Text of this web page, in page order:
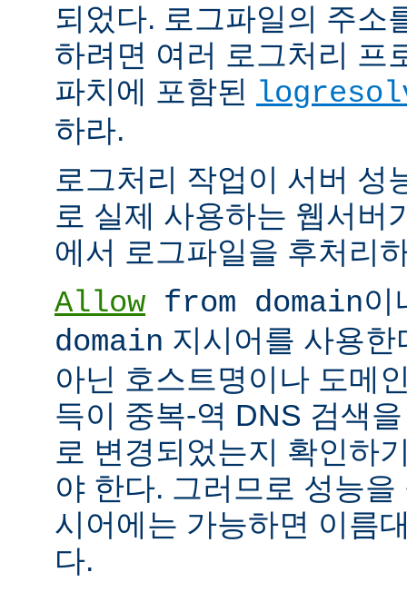
되었다. 로그파일의 주소
하려면 여러 로그처리 프
파치에 포함된
하라.
로그처리 작업이 서버 성
로 실제 사용하는 웹서버
에서 로그파일을 후처리
Allow from domain이
domain 지시어를 사용
아닌 호스트명이나 도메
득이 중복-역 DNS 검색
로 변경되었는지 확인하
야 한다. 그러므로 성능
시어에는 가능하면 이름
다.